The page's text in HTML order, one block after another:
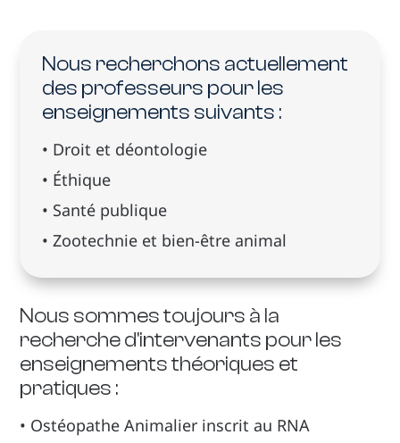
Nous recherchons actuellement
des professeurs pour les
enseignements suivants :
• Droit et déontologie
• Éthique
• Santé publique
• Zootechnie et bien-être animal
Nous sommes toujours à la
recherche d'intervenants pour les
enseignements théoriques et
pratiques :
• Ostéopathe Animalier inscrit au RNA